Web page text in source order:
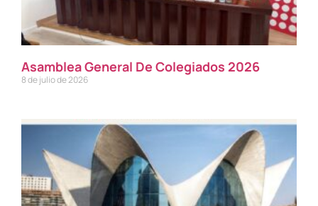
Asamblea General De Colegiados 2026
8 de julio de 2026